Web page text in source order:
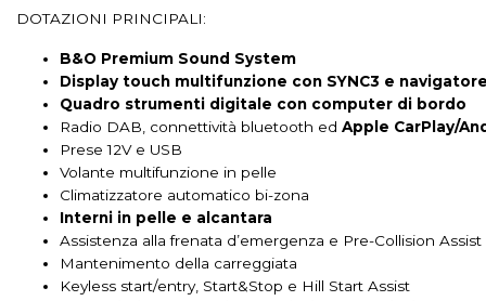
Presa 12v aggiuntiva Radio dab
Riconoscimento segnali stradali Rilevamento sonnolenza conducente
Sedile guidatore elettrico Sedile guidatore regolabile in altezza
Sensori di parcheggio Sensori di parcheggio
Sistema audio Sistema di accesso senza chiave
Sistema di avviamento senza chiave
Sistema di navigazione Sistema di protezione urto pedoni
DOTAZIONI PRINCIPALI:
B&O Premium Sound System
Display touch multifunzione con SYNC3 e navigatore
Quadro strumenti digitale con computer di bordo
Radio DAB, connettività bluetooth ed Apple CarPlay/
Prese 12V e USB
Volante multifunzione in pelle
Climatizzatore automatico bi-zona
Interni in pelle e alcantara
Assistenza alla frenata d’emergenza e Pre-Collision Assist
Mantenimento della carreggiata
Keyless start/entry, Start&Stop e Hill Start Assist